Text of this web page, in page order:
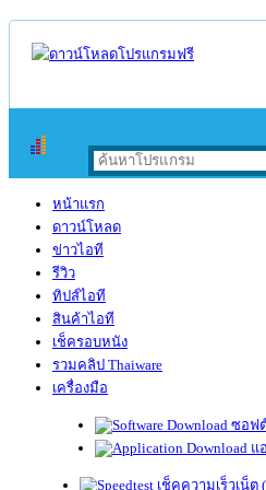
หน้าแรก
ดาวน์โหลด
ข่าวไอที
รีวิว
ทิปส์ไอที
สินค้าไอที
เช็ครอบหนัง
รวมคลิป Thaiware
เครื่องมือ
ซอฟ
แ
เช็คความเร็วเน็ต